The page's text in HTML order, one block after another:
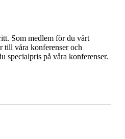
Som medlem för du vårt
till våra konferenser och
specialpris på våra konferenser.